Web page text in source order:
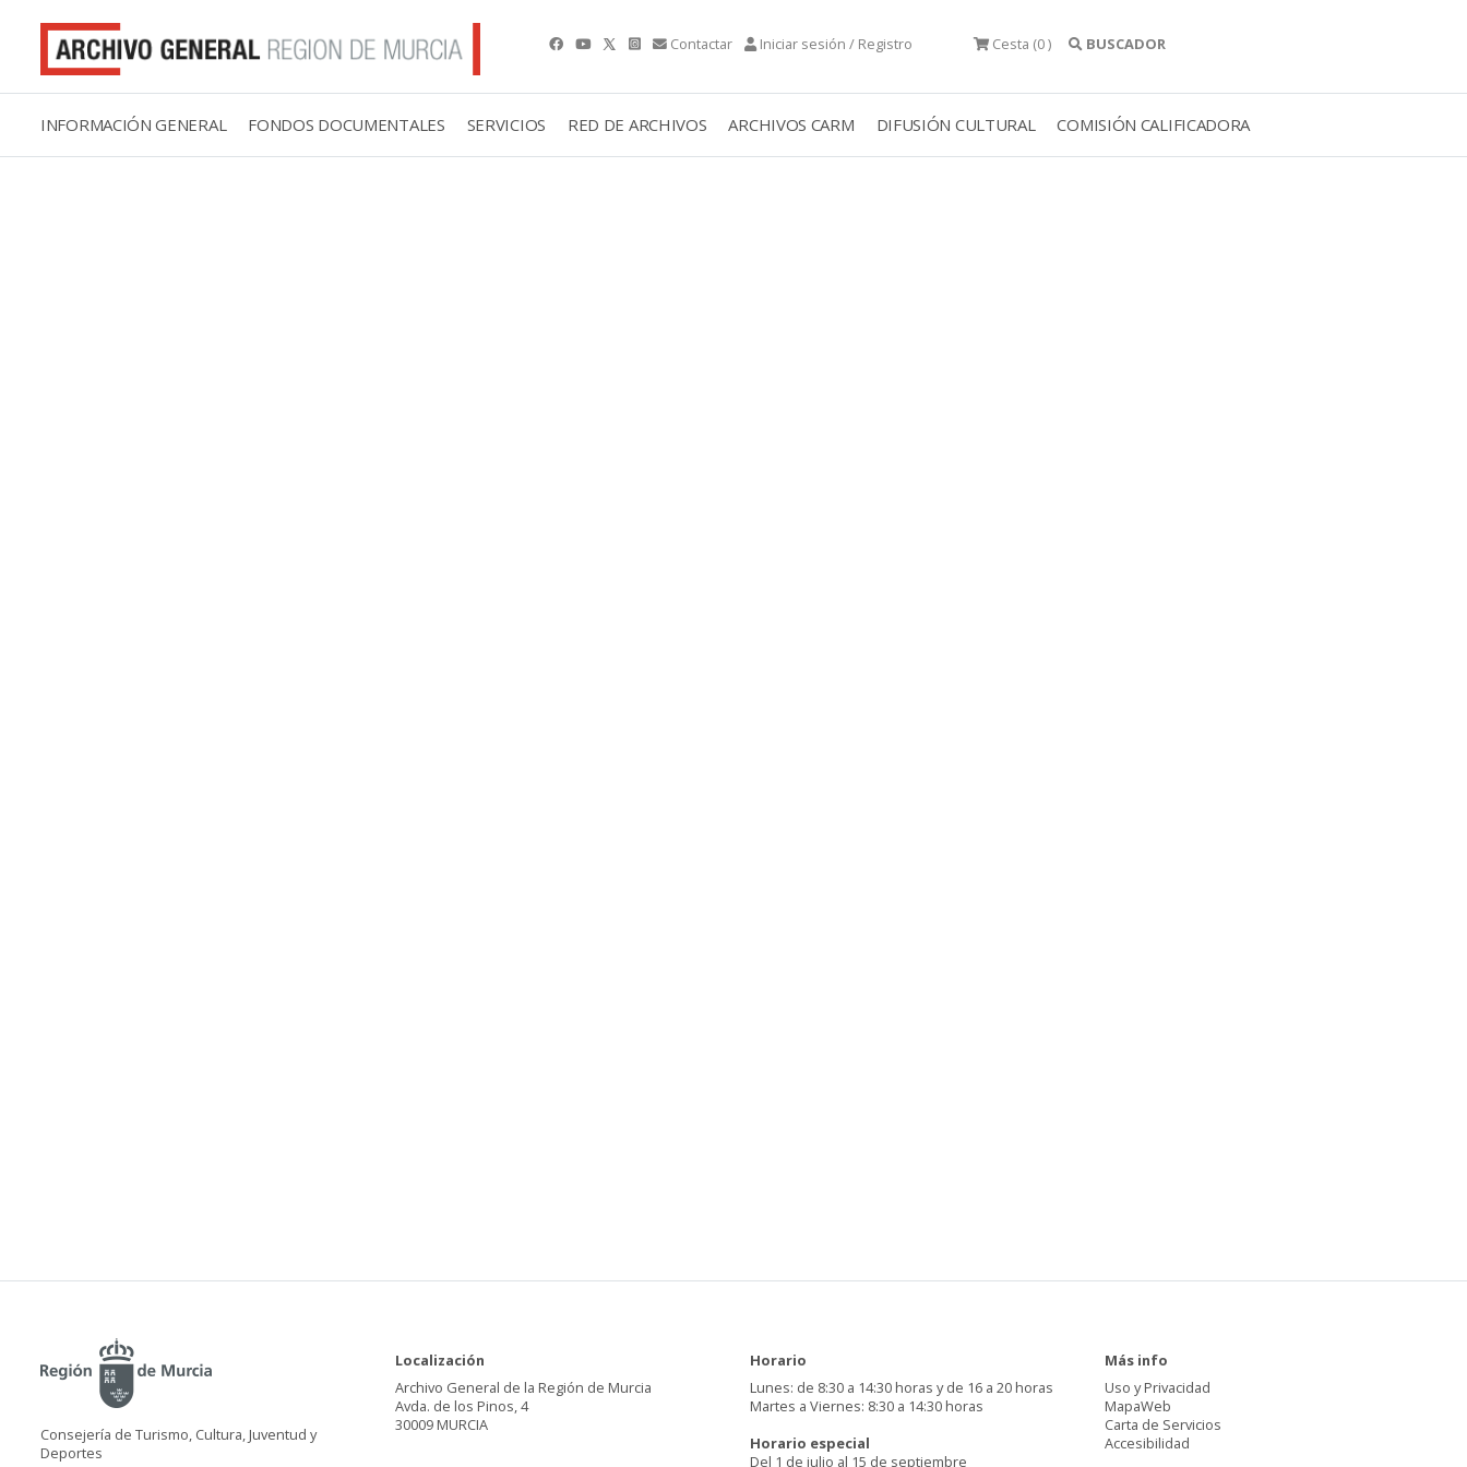
Contactar Iniciar sesión / Registro Cesta (0 ) BUSCADOR
INFORMACIÓN GENERAL FONDOS DOCUMENTALES SERVICIOS RED DE ARCHIVOS ARCHIVOS CARM DIFUSIÓN CULTURAL COMISIÓN CALIFICADORA
Consejería de Turismo, Cultura, Juventud y
Deportes
Localización
Archivo General de la Región de Murcia
Avda. de los Pinos, 4
30009 MURCIA
Horario
Lunes: de 8:30 a 14:30 horas y de 16 a 20 horas
Martes a Viernes: 8:30 a 14:30 horas
Horario especial
Del 1 de julio al 15 de septiembre
Más info
Uso y Privacidad
MapaWeb
Carta de Servicios
Accesibilidad